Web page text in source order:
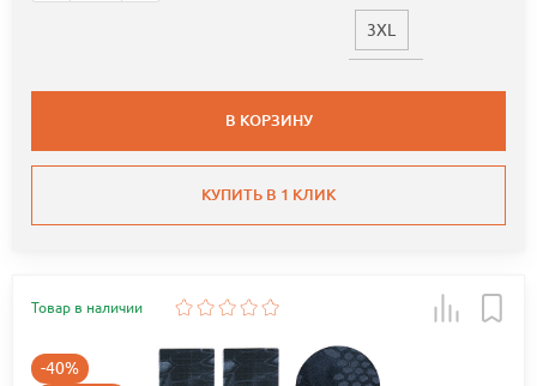
3XL
В КОРЗИНУ
КУПИТЬ В 1 КЛИК
Товар в наличии
-40%